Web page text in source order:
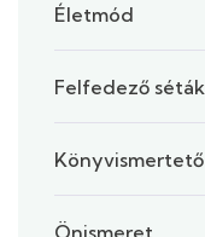
Életmód
Felfedező séták
Könyvismertető
Önismeret